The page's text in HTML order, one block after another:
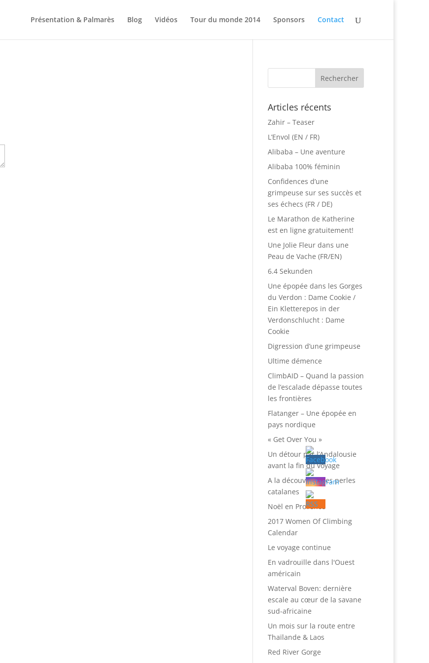
Présentation & Palmarès Blog Vidéos Tour du monde 2014 Sponsors Contact
Articles récents
Zahir – Teaser
L’Envol (EN / FR)
Alibaba – Une aventure
Alibaba 100% féminin
Confidences d’une
grimpeuse sur ses succès et
ses échecs (FR / DE)
Le Marathon de Katherine
est en ligne gratuitement!
Une Jolie Fleur dans une
Peau de Vache (FR/EN)
6.4 Sekunden
Une épopée dans les Gorges
du Verdon : Dame Cookie /
Ein Kletterepos in der
Verdonschlucht : Dame
Cookie
Digression d’une grimpeuse
Ultime démence
ClimbAID – Quand la passion
de l’escalade dépasse toutes
les frontières
Flatanger – Une épopée en
pays nordique
« Get Over You »
Un détour par l’Andalousie
avant la fin du voyage
A la découverte des perles
catalanes
Noël en Provence
2017 Women Of Climbing
Calendar
Le voyage continue
En vadrouille dans l'Ouest
américain
Waterval Boven: dernière
escale au cœur de la savane
sud-africaine
Un mois sur la route entre
Thaïlande & Laos
Red River Gorge